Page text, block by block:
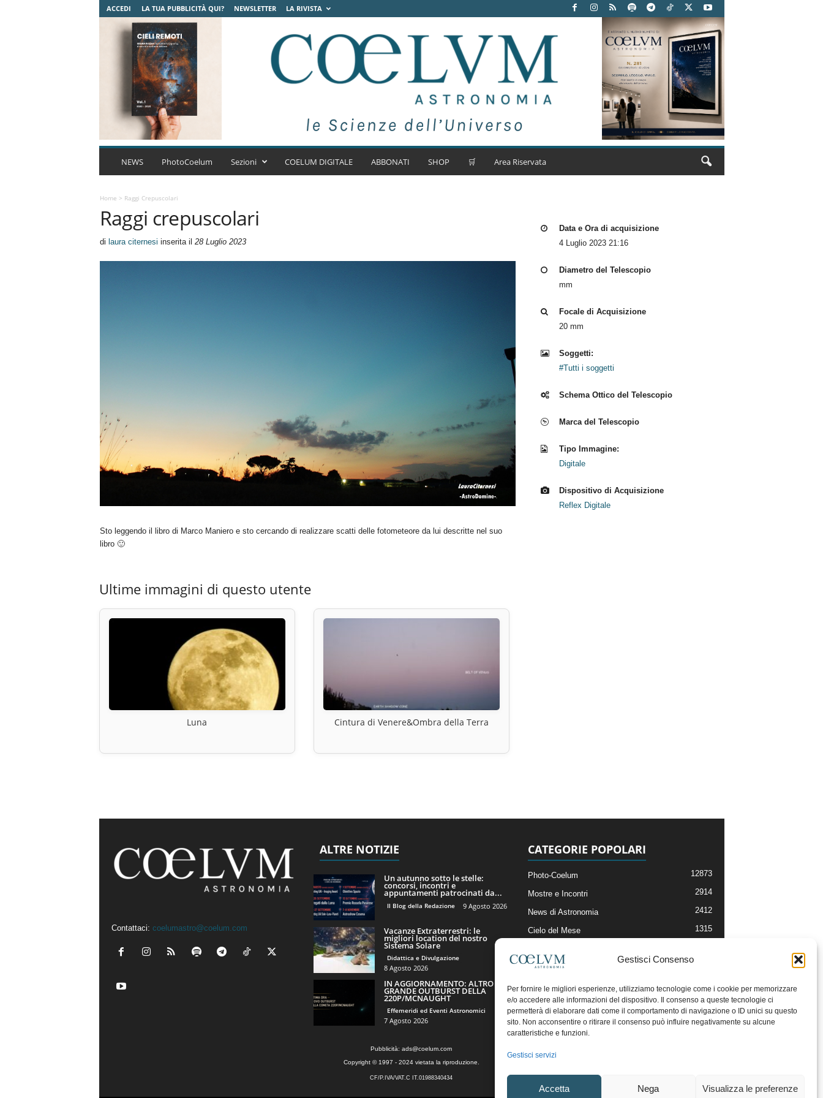
Gestisci Consenso
Per fornire le migliori esperienze, utilizziamo tecnologie come i cookie per memorizzare
e/o accedere alle informazioni del dispositivo. Il consenso a queste tecnologie ci
permetterà di elaborare dati come il comportamento di navigazione o ID unici su questo
sito. Non acconsentire o ritirare il consenso può influire negativamente su alcune
caratteristiche e funzioni.
Gestisci servizi
Accetta Nega Visualizza le preferenze
ACCEDI LA TUA PUBBLICITÀ QUI? NEWSLETTER LA RIVISTA
C
A
r
NEWS PhotoCoelum Sezioni COELUM DIGITALE ABBONATI SHOP 🛒 Area Riservata
Home > Raggi Crepuscolari
Raggi crepuscolari
di laura citernesi inserita il 28 Luglio 2023
Sto leggendo il libro di Marco Maniero e sto cercando di realizzare scatti delle fotometeore da lui descritte nel suo
libro 🙂
Data e Ora di acquisizione
4 Luglio 2023 21:16
Diametro del Telescopio
mm
Focale di Acquisizione
20 mm
Soggetti:
#Tutti i soggetti
Schema Ottico del Telescopio
Marca del Telescopio
Tipo Immagine:
Digitale
Dispositivo di Acquisizione
Reflex Digitale
Ultime immagini di questo utente
Luna Cintura di Venere&Ombra della Terra
Contattaci: coelumastro@coelum.com
ALTRE NOTIZIE
Un autunno sotto le stelle:
concorsi, incontri e
appuntamenti patrocinati da...
Il Blog della Redazione 9 Agosto 2026
Vacanze Extraterrestri: le
migliori location del nostro
Sistema Solare
Didattica e Divulgazione
8 Agosto 2026
IN AGGIORNAMENTO: ALTRO
GRANDE OUTBURST DELLA
220P/MCNAUGHT
Effemeridi ed Eventi Astronomici
7 Agosto 2026
CATEGORIE POPOLARI
Photo-Coelum 12873
Mostre e Incontri 2914
News di Astronomia 2412
Cielo del Mese 1315
Articoli e Risorse On-Line
Il Blog della Redazione
Pubblicità: ads@coelum.com
Copyright © 1997 - 2024 vietata la riproduzione.
CF/P.IVA/VAT.C IT.01988340434